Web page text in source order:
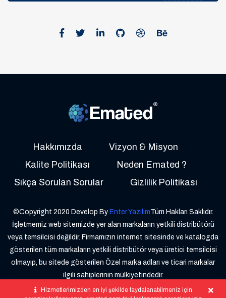
Hakkımızda
Vizyon & Misyon
Kalite Politikası
Neden Emated ?
Sıkça Sorulan Sorular
Gizlilik Politikası
©Copyright 2020 Develop By Enter YazılımTüm Hakları Saklıdır.
İşletmemiz web sitemizde yer alan markaların yetkili distribütörü
veya temsilcisi değildir. Firmamızın internet sitesinde ve katalogda
gösterilen tüm markaların yetkili distribütör veya üretici temsilcisi
olmayıp, bu sitede gösterilen Özel marka adları ve ticari markalar
ilgili sahiplerinin mülkiyetindedir.
Hizmetlerimizden en iyi şekilde faydalanabilmeniz için